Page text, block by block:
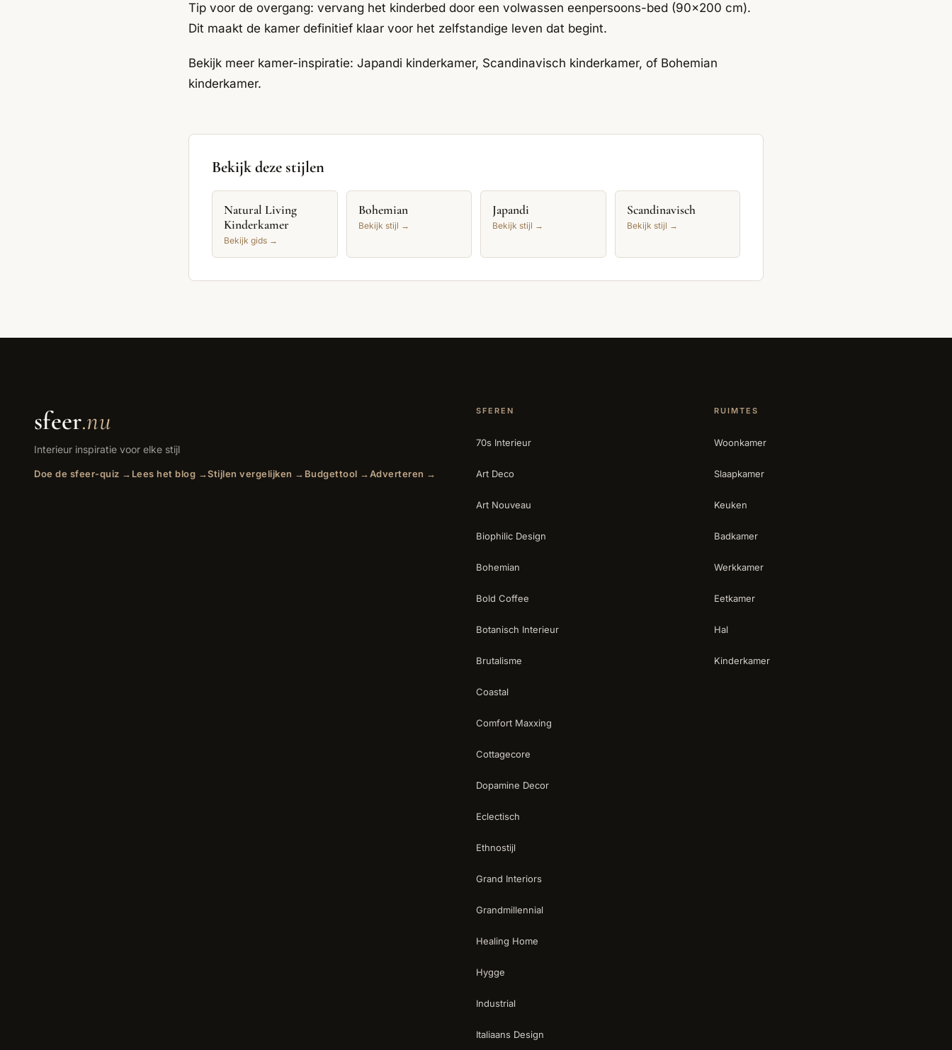
Tip voor de overgang: vervang het kinderbed door een volwassen eenpersoons-bed (90x200 cm).
Dit maakt de kamer definitief klaar voor het zelfstandige leven dat begint.
Bekijk meer kamer-inspiratie: Japandi kinderkamer, Scandinavisch kinderkamer, of Bohemian
kinderkamer.
Bekijk deze stijlen
Natural Living
Kinderkamer
Bekijk gids →
Bohemian
Bekijk stijl →
Japandi
Bekijk stijl →
Scandinavisch
Bekijk stijl →
sfeer.nu
Interieur inspiratie voor elke stijl
Doe de sfeer-quiz → Lees het blog →Stijlen vergelijken → Budgettool →Adverteren →
SFEREN
70s Interieur
Art Deco
Art Nouveau
Biophilic Design
Bohemian
Bold Coffee
Botanisch Interieur
Brutalisme
Coastal
Comfort Maxxing
Cottagecore
Dopamine Decor
Eclectisch
Ethnostijl
Grand Interiors
Grandmillennial
Healing Home
Hygge
Industrial
Italiaans Design
RUIMTES
Woonkamer
Slaapkamer
Keuken
Badkamer
Werkkamer
Eetkamer
Hal
Kinderkamer